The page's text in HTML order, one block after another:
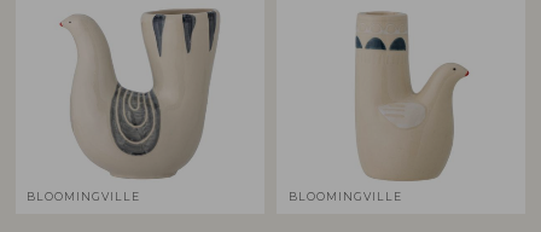
BLOOMINGVILLE BLOOMINGVILLE